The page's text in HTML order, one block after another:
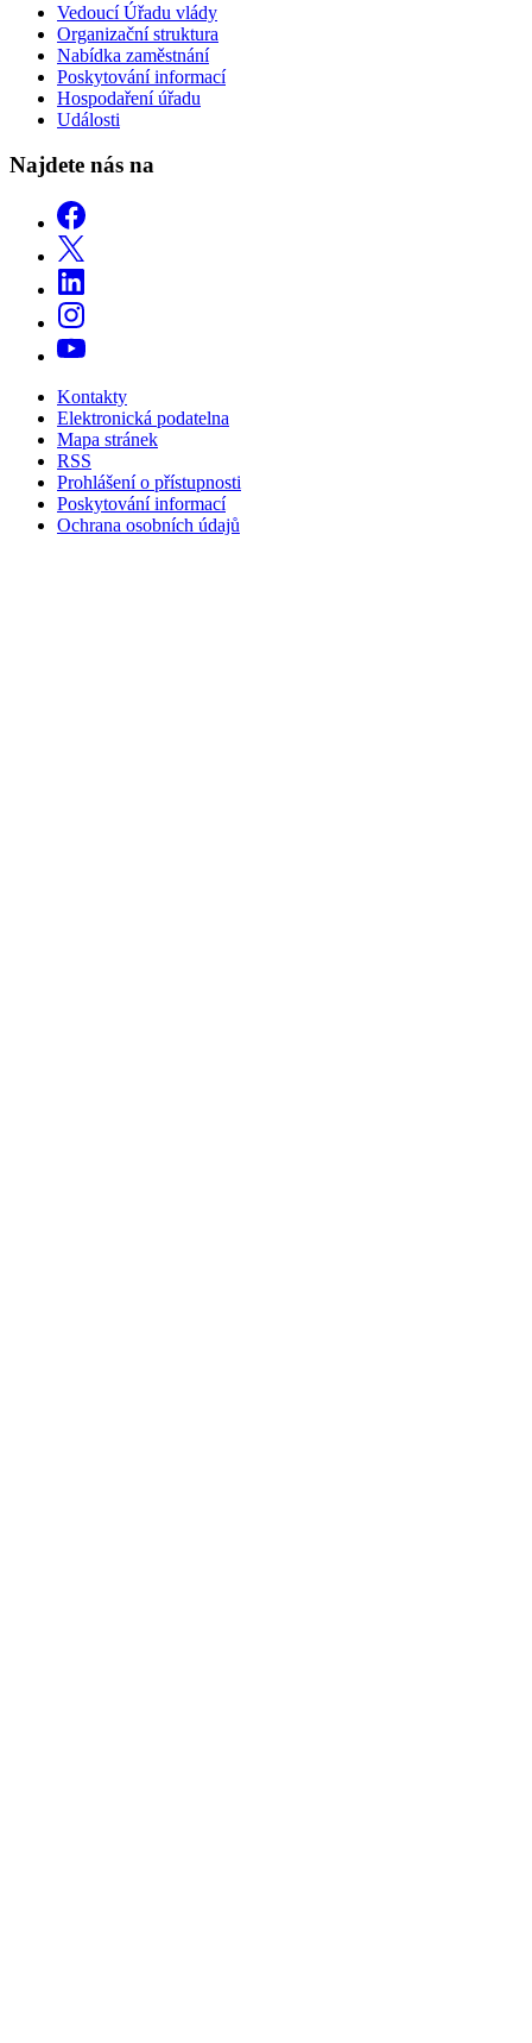
Vedoucí Úřadu vlády
Organizační struktura
Nabídka zaměstnání
Poskytování informací
Hospodaření úřadu
Události
Najdete nás na
Kontakty
Elektronická podatelna
Mapa stránek
RSS
Prohlášení o přístupnosti
Poskytování informací
Ochrana osobních údajů